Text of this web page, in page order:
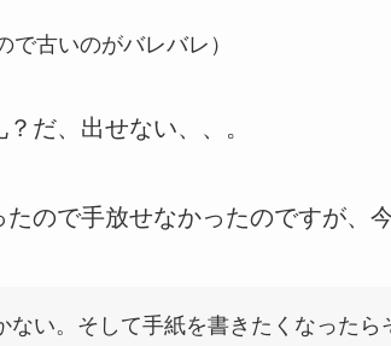
で古いのがバレバレ）
だ、出せない、、。
ので手放せなかったのですが、
ない。そして手紙を書きたくなったら